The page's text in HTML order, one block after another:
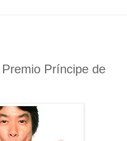
Príncipe de